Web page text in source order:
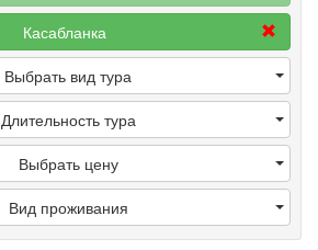
Касабланка
Выбрать вид тура
Длительность тура
Выбрать цену
Вид проживания